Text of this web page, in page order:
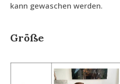
kann gewaschen werden.
Größe